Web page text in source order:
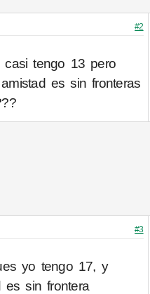
#2
tengo 13 pero
es sin fronteras
#3
yo tengo 17, y
es sin frontera